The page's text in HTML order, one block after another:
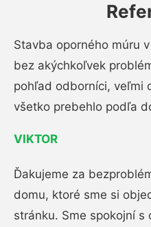
Stavba oporného múru
bez akýchkoľvek
pohľad odborníci, veľmi
všetko prebehlo podľa
VIKTOR
Ďakujeme za
domu, ktoré sme si
stránku. Sme spokojní s